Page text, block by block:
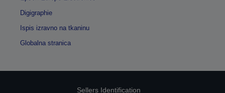
Digigraphie
Ispis izravno na tkaninu
Globalna stranica
Sellers Identification